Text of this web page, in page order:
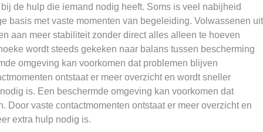
de hulp die iemand nodig heeft. Soms is veel nabijheid
basis met vaste momenten van begeleiding. Volwassenen uit
aan meer stabiliteit zonder direct alles alleen te hoeven
wordt steeds gekeken naar balans tussen bescherming
omgeving kan voorkomen dat problemen blijven
ontstaat er meer overzicht en wordt sneller
is. Een beschermde omgeving kan voorkomen dat
Door vaste contactmomenten ontstaat er meer overzicht en
extra hulp nodig is.